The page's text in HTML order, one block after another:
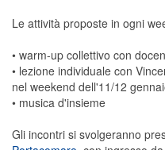
Le attività proposte in ogni
• warm-up collettivo con
• lezione individuale con
nel weekend dell'11/12
• musica d'insieme
Gli incontri si svolgeranno